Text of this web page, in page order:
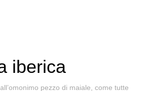
iberica
pezzo di maiale, come tutte